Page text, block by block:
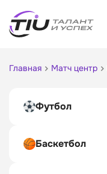
Главная Матч центр
Футбол
Баскетбол